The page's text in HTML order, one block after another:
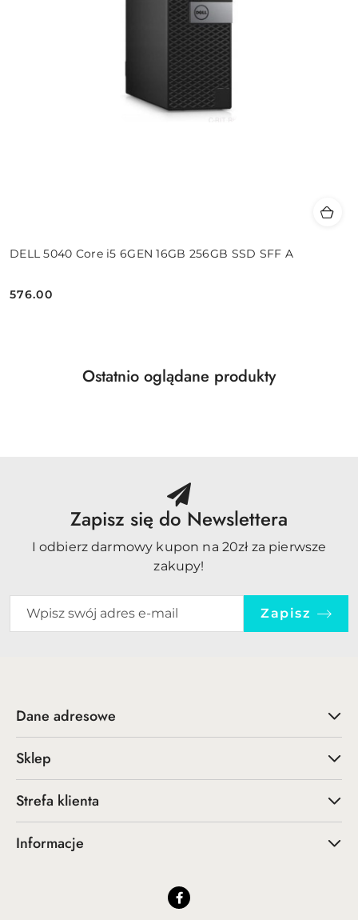
DELL 5040 Core i5 6GEN 16GB 256GB SSD SFF A
Cena:
576.00
Pomiń karuzelę produktów
Produkty
Ostatnio oglądane produkty
Zapisz się do Newslettera
I odbierz darmowy kupon na 20zł za pierwsze
zakupy!
Zapisz
Dane adresowe
Sklep
Strefa klienta
Informacje